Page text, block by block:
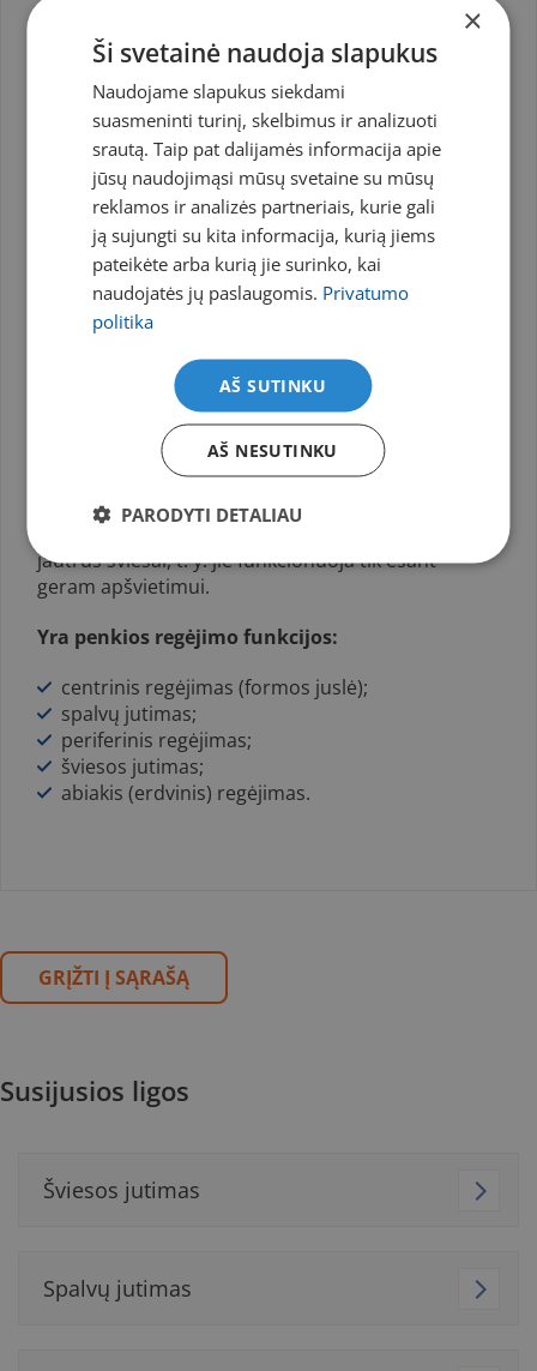
informuojantis apie išorinį pasaulį betarpiškai su
juo nekontaktuodamas. Apie 70% informa­cijos
žmogus gauna regos organo dėka.
Šviesos jutimas yra visų regos organo funkcijų
pagrindas. Tinklai­nės funkcinė geba yra skirtinga
įvairiose jos vietose. Geriausio matymo vieta
tinklainėje yra geltonoji dėmė ir ypač centrinė
duobtė, ku­rioje yra tik neuroepitelis ir labai
diferencijuoti kūgeliai. Sveikam žmogui daikto
vaizdas atsispindi centrinėje duobutėje. Kuo
toliau nuo centro projektuojamas daikto vaizdas,
tuo jis mažiau ryškus.
1868 m. M. Šulce, remdamasis tuo, kad naktinių
gyvūnų tinklainė daugiausia sudaryta iš stiebelių,
o dieną aktyvių gyvūnų — iš kūgelių, padarė
prielaidą apie dvejopą regos prigimtį, t. y. dieną
regėjime dalyvauja kūgeliai, o naktį — stiebeliai.
Stiebeliai yra labai jautrūs šviesai, bet nejautrūs
jautrūs šviesai, t. y. jie funkcionuoja tik esant
geram apšvietimui.
Yra penkios regėjimo funkcijos:
centrinis regėjimas (formos juslė);
spalvų jutimas;
periferinis regėjimas;
šviesos jutimas;
abiakis (erdvinis) regėjimas.
GRĮŽTI Į SĄRAŠĄ
Susijusios ligos
Šviesos jutimas
Spalvų jutimas
×
Ši svetainė naudoja slapukus
Naudojame slapukus siekdami
suasmeninti turinį, skelbimus ir analizuoti
srautą. Taip pat dalijamės informacija apie
jūsų naudojimąsi mūsų svetaine su mūsų
reklamos ir analizės partneriais, kurie gali
ją sujungti su kita informacija, kurią jiems
pateikėte arba kurią jie surinko, kai
naudojatės jų paslaugomis. Privatumo
politika
AŠ SUTINKU
AŠ NESUTINKU
PARODYTI DETALIAU